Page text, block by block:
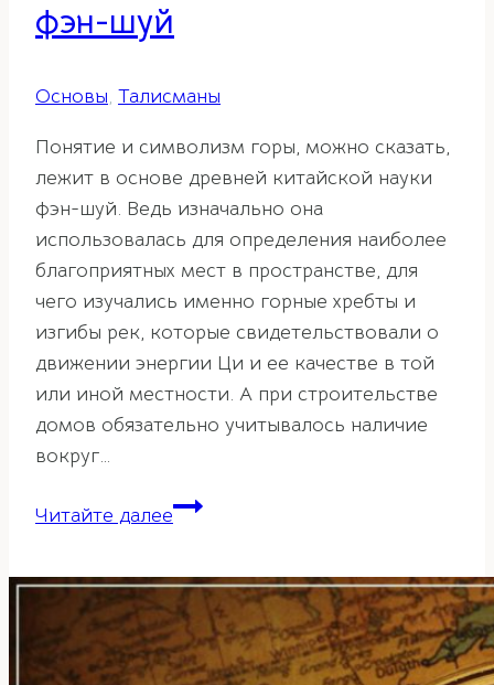
фэн-шуй
Основы, Талисманы
Понятие и символизм горы, можно сказать,
лежит в основе древней китайской науки
фэн-шуй. Ведь изначально она
использовалась для определения наиболее
благоприятных мест в пространстве, для
чего изучались именно горные хребты и
изгибы рек, которые свидетельствовали о
движении энергии Ци и ее качестве в той
или иной местности. А при строительстве
домов обязательно учитывалось наличие
вокруг…
Читайте далееГоры
значение
по
фэн-